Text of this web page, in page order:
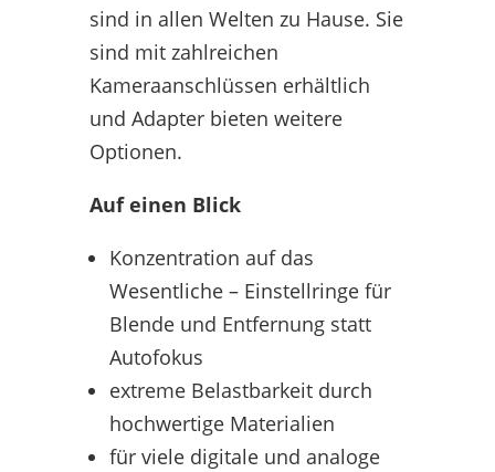
sind in allen Welten zu Hause. Sie
sind mit zahlreichen
Kameraanschlüssen erhältlich
und Adapter bieten weitere
Optionen.
Auf einen Blick
Konzentration auf das
Wesentliche – Einstellringe für
Blende und Entfernung statt
Autofokus
extreme Belastbarkeit durch
hochwertige Materialien
für viele digitale und analoge